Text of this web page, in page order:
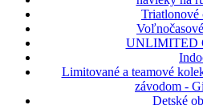
Triatlonové
UNLIMITED
Limitované a teamové
závodom -
Detské